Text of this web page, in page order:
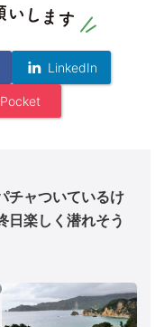
LinkedIn
Pocket
チャついているけ
日楽しく潜れそう